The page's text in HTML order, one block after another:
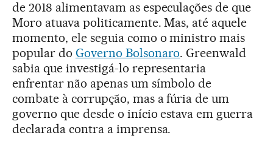
de 2018 alimentavam as especulações de que
Moro atuava politicamente. Mas, até aquele
momento, ele seguia como o ministro mais
popular do Governo Bolsonaro. Greenwald
sabia que investigá-lo representaria
enfrentar não apenas um símbolo de
combate à corrupção, mas a fúria de um
governo que desde o início estava em guerra
declarada contra a imprensa.